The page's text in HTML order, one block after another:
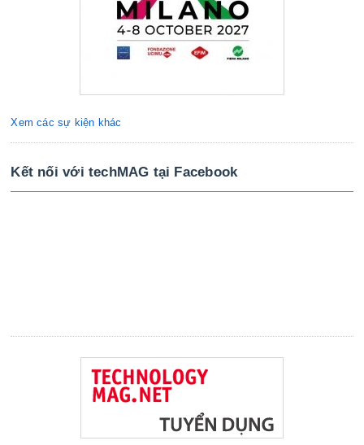
Xem các sự kiện khác
Kết nối với techMAG tại Facebook